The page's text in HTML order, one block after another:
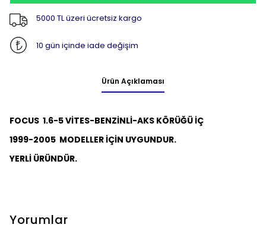
5000 TL üzeri ücretsiz kargo
10 gün içinde iade değişim
Ürün Açıklaması
FOCUS 1.6-5 VİTES-BENZİNLİ-AKS KÖRÜĞÜ İÇ
1999-2005 MODELLER İÇİN UYGUNDUR.
YERLİ ÜRÜNDÜR.
Yorumlar